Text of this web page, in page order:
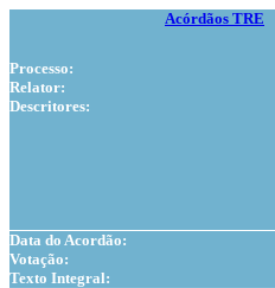
Acórdãos TRE
Processo:
Relator:
Descritores:
Data do Acordão:
Votação:
Texto Integral: